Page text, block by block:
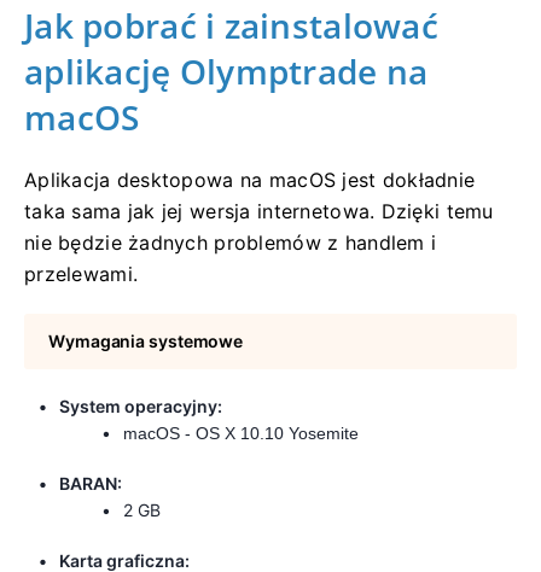
Jak pobrać i zainstalować
aplikację Olymptrade na
macOS
Aplikacja desktopowa na macOS jest dokładnie
taka sama jak jej wersja internetowa. Dzięki temu
nie będzie żadnych problemów z handlem i
przelewami.
Wymagania systemowe
System operacyjny:
macOS - OS X 10.10 Yosemite
BARAN:
2 GB
Karta graficzna: